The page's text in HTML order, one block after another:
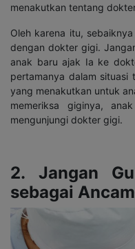
menakutkan tentang
Oleh karena itu,
dengan dokter gigi.
anak baru ajak Ia ke
pertamanya dalam
yang menakutkan untuk
memeriksa giginya,
mengunjungi dokter gigi.
2. Jangan
sebagai